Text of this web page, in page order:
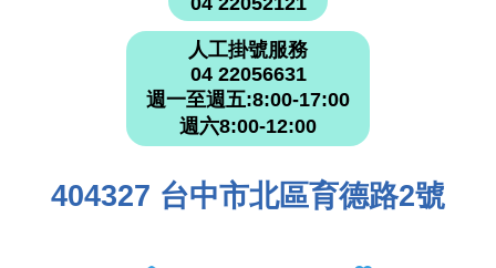
人工掛號服務
04 22056631
週一至週五:8:00-17:00
週六8:00-12:00
404327 台中市北區育德路2號